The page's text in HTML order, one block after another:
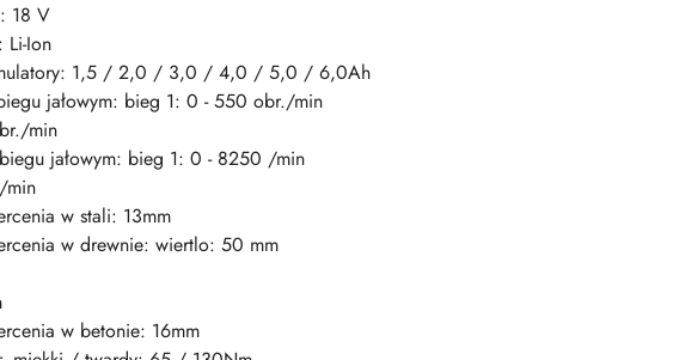
18 V
Li-Ion
1,5 / 2,0 / 3,0 / 4,0 / 5,0 / 6,0Ah
jałowym: bieg 1: 0 - 550 obr./min
min
jałowym: bieg 1: 0 - 8250 /min
w stali: 13mm
w drewnie: wiertlo: 50 mm
w betonie: 16mm